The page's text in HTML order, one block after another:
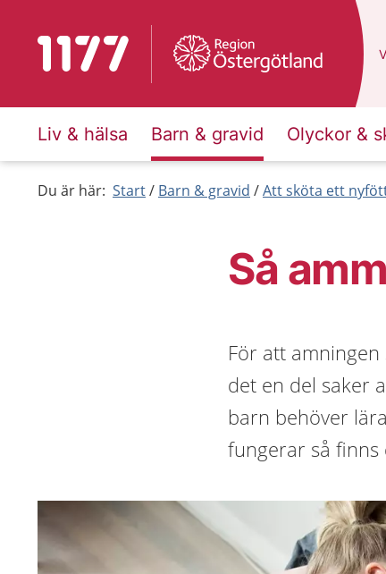
Till startsidan för 1177
Liv & hälsa Barn & gravid Olyckor &
Du är här: Start Barn & gravid Att sköta ett
Så
För att
det en del saker
barn behöver
fungerar så